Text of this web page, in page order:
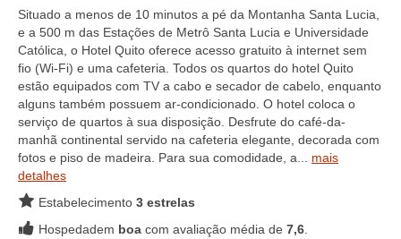
Situado a menos de 10 minutos a pé da Montanha Santa Lucia,
e a 500 m das Estações de Metrô Santa Lucia e Universidade
Católica, o Hotel Quito oferece acesso gratuito à internet sem
fio (Wi-Fi) e uma cafeteria. Todos os quartos do hotel Quito
estão equipados com TV a cabo e secador de cabelo, enquanto
alguns também possuem ar-condicionado. O hotel coloca o
serviço de quartos à sua disposição. Desfrute do café-da-
manhã continental servido na cafeteria elegante, decorada com
fotos e piso de madeira. Para sua comodidade, a... mais
detalhes
Estabelecimento 3 estrelas
Hospedadem boa com avaliação média de 7,6